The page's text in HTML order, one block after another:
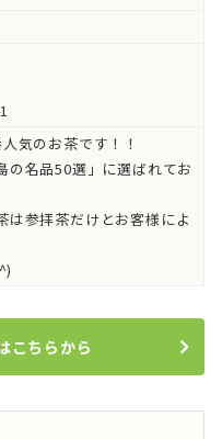
気のお茶です！！
の名品50選」に選ばれてお
は参拝茶だけとお客様によ
こちらから